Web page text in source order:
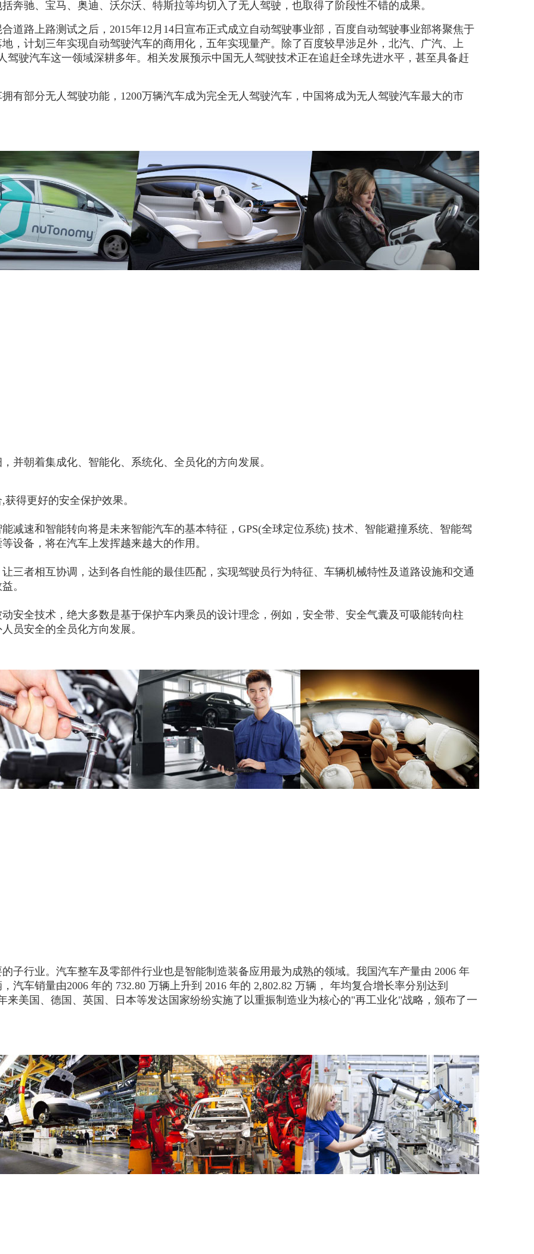
奔驰、宝马、奥迪、沃尔沃、特斯拉等均切入了无人驾驶，也取得了阶段性不错的成果。
道路上路测试之后，2015年12月14日宣布正式成立自动驾驶事业部，百度自动驾驶事业部将聚焦于
，计划三年实现自动驾驶汽车的商用化，五年实现量产。除了百度较早涉足外，北汽、广汽、上
驾驶汽车这一领域深耕多年。相关发展预示中国无人驾驶技术正在追赶全球先进水平，甚至具备赶
有部分无人驾驶功能，1200万辆汽车成为完全无人驾驶汽车，中国将成为无人驾驶汽车最大的市
并朝着集成化、智能化、系统化、全员化的方向发展。
得更好的安全保护效果。
减速和智能转向将是未来智能汽车的基本特征，GPS(全球定位系统) 技术、智能避撞系统、智能驾
设备，将在汽车上发挥越来越大的作用。
三者相互协调，达到各自性能的最佳匹配，实现驾驶员行为特征、车辆机械特性及道路设施和交通
。
安全技术，绝大多数是基于保护车内乘员的设计理念，例如，安全带、安全气囊及可吸能转向柱
员安全的全员化方向发展。
子行业。汽车整车及零部件行业也是智能制造装备应用最为成熟的领域。我国汽车产量由 2006 年
汽车销量由2006 年的 732.80 万辆上升到 2016 年的 2,802.82 万辆， 年均复合增长率分别达到
来美国、德国、英国、日本等发达国家纷纷实施了以重振制造业为核心的"再工业化"战略，颁布了一